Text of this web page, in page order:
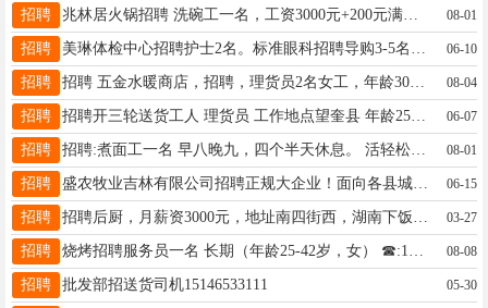
招聘 兆林居火锅招聘 洗碗工一名，工资3000元+200元满勤➕四个半天休息 洗碗小时工一名:18:00-21:00，13元/时 联系电话17845545050 08-01
招聘 06-10
招聘 招聘 五金水暖商店，招聘，理货员2名女工，年龄30－45岁左右，有责任心，能长期工作，电话18645502016 08-04
招聘 招聘开三轮送货工人 理货员 工作地点望奎县 年龄25至48岁 电话 18846578866 06-07
招聘 招聘:煮面工一名 早八晚九，四个半天休息。 活轻松好干，不会的有人带（不用和面压饼） 联系电话:17374756362微信同步 08-01
招聘 盛农牧业吉林有限公司招聘正规大企业！面向各县城招聘地销销售精英无责底薪3000每日补助300元任务达标月入14000五险一金齐全，社保待遇优厚电话:15143081178郭经理 06-15
招聘 03-27
招聘 08-08
招聘 批发部招送货司机15146533111 05-30